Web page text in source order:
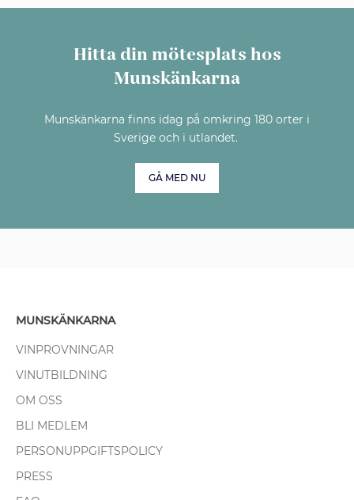
Hitta din mötesplats hos
Munskänkarna
Munskänkarna finns idag på omkring 180 orter i
Sverige och i utlandet.
GÅ MED NU
MUNSKÄNKARNA
VINPROVNINGAR
VINUTBILDNING
OM OSS
BLI MEDLEM
PERSONUPPGIFTSPOLICY
PRESS